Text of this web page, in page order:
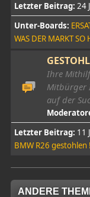
Letzter Beitrag: 24
Unter-Boards
WAS DER MARKT SO
Ihre
Mitbürger
auf der
Letzter Beitrag: 11
BMW R26 gestohlen !
ANDERE